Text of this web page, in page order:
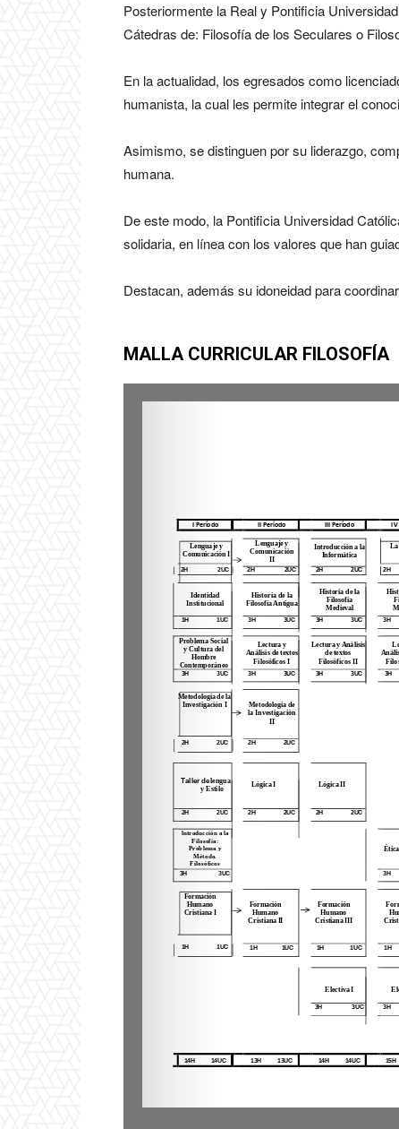
Posteriormente la Real y Pontificia
Cátedras de: Filosofía de los Seculares o
En la actualidad, los egresados como
humanista, la cual les permite integrar el
Asimismo, se distinguen por su liderazgo,
humana.
De este modo, la Pontificia Universidad
solidaria, en línea con los valores que han
Destacan, además su idoneidad para
MALLA CURRICULAR FILOSOFÍA